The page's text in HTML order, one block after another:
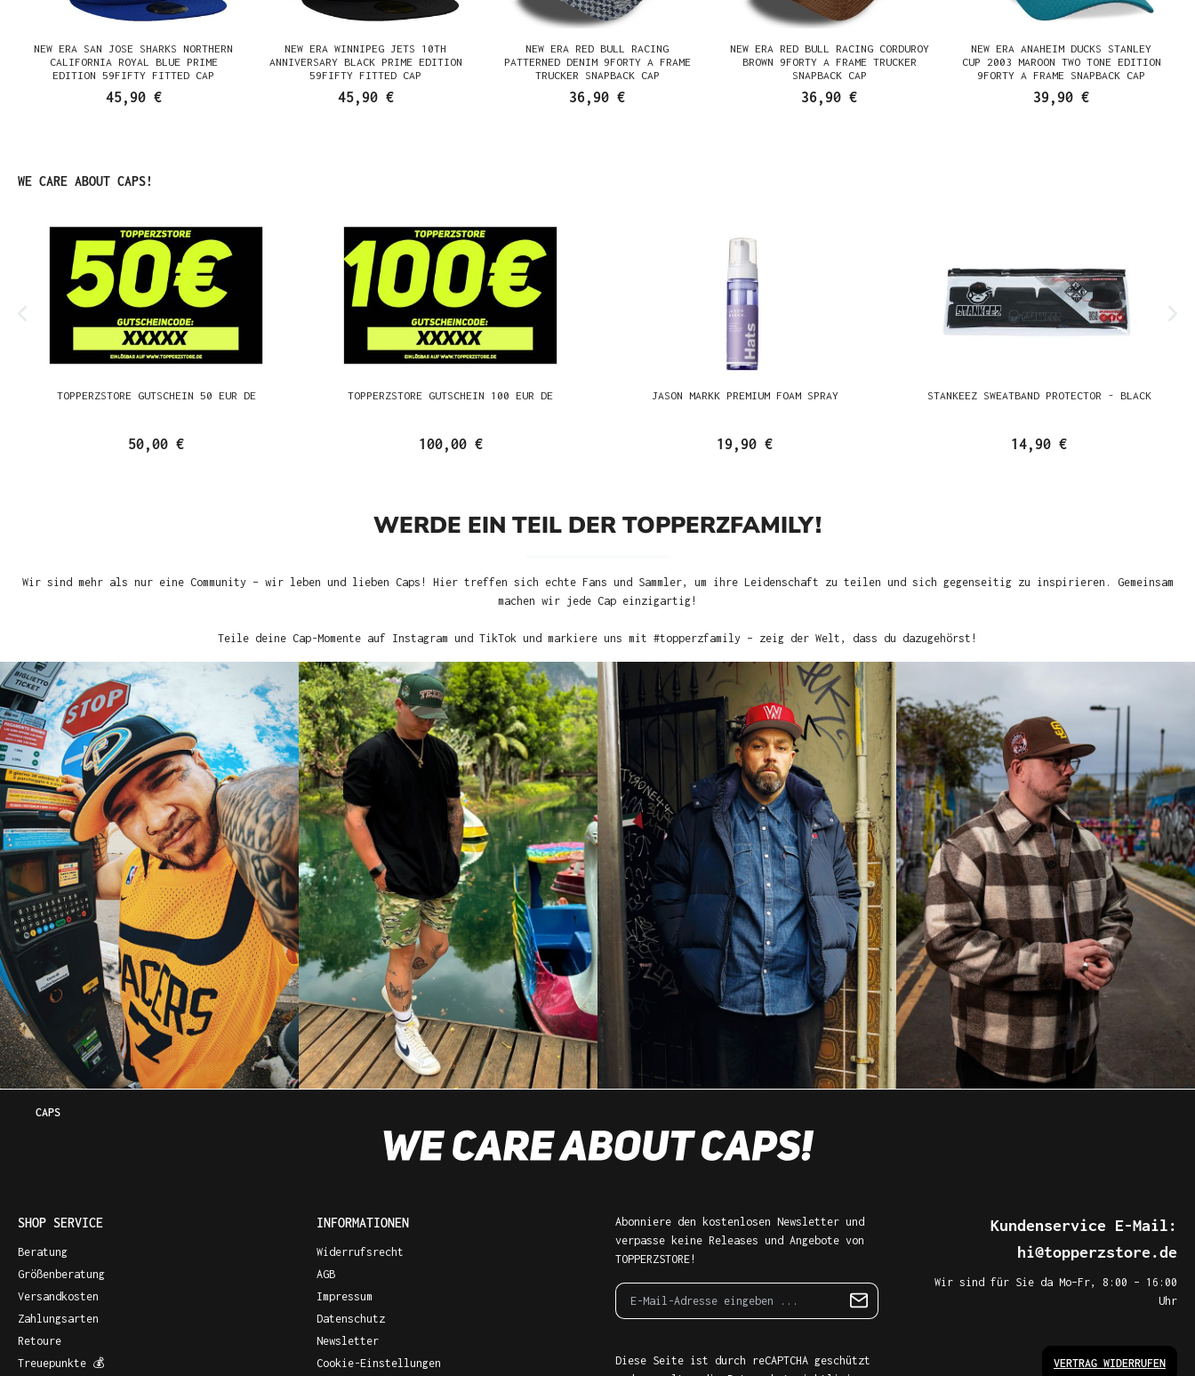
NEW ERA SAN JOSE SHARKS NORTHERN
CALIFORNIA ROYAL BLUE PRIME
EDITION 59FIFTY FITTED CAP
45,90 €
NEW ERA WINNIPEG JETS 10TH
ANNIVERSARY BLACK PRIME EDITION
59FIFTY FITTED CAP
45,90 €
NEW ERA RED BULL RACING
PATTERNED DENIM 9FORTY A FRAME
TRUCKER SNAPBACK CAP
36,90 €
NEW ERA RED BULL RACING CORDUROY
BROWN 9FORTY A FRAME TRUCKER
SNAPBACK CAP
36,90 €
NEW ERA ANAHEIM DUCKS STANLEY
CUP 2003 MAROON TWO TONE EDITION
9FORTY A FRAME SNAPBACK CAP
39,90 €
Produktgalerie überspringen
WE CARE ABOUT CAPS!
TOPPERZSTORE GUTSCHEIN 50 EUR DE
50,00 €
TOPPERZSTORE GUTSCHEIN 100 EUR DE
100,00 €
JASON MARKK PREMIUM FOAM SPRAY
19,90 €
STANKEEZ SWEATBAND PROTECTOR - BLACK
14,90 €
WERDE EIN TEIL DER TOPPERZFAMILY!
Wir sind mehr als nur eine Community – wir leben und lieben Caps! Hier treffen sich echte Fans und Sammler, um ihre Leidenschaft zu teilen und sich gegenseitig zu inspirieren. Gemeinsam
machen wir jede Cap einzigartig!
Teile deine Cap-Momente auf Instagram und TikTok und markiere uns mit #topperzfamily – zeig der Welt, dass du dazugehörst!
CAPS
SHOP SERVICE
Beratung
Größenberatung
Versandkosten
Zahlungsarten
Retoure
Treuepunkte 💰
INFORMATIONEN
Widerrufsrecht
AGB
Impressum
Datenschutz
Newsletter
Cookie-Einstellungen
Abonniere den kostenlosen Newsletter und
verpasse keine Releases und Angebote von
TOPPERZSTORE!
Diese Seite ist durch reCAPTCHA geschützt
Kundenservice E-Mail:
hi@topperzstore.de
Wir sind für Sie da Mo–Fr, 8:00 – 16:00
Uhr
VERTRAG WIDERRUFEN